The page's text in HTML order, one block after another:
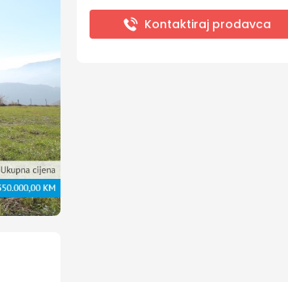
Kontaktiraj prodavca